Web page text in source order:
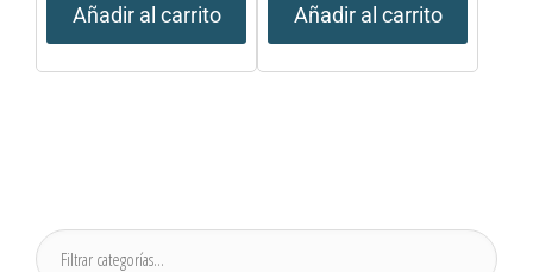
Añadir al carrito Añadir al carrito